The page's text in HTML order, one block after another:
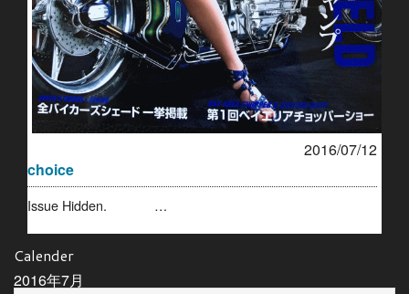
2016/07/12
choice
Issue Hidden. …
Calender
2016年7月